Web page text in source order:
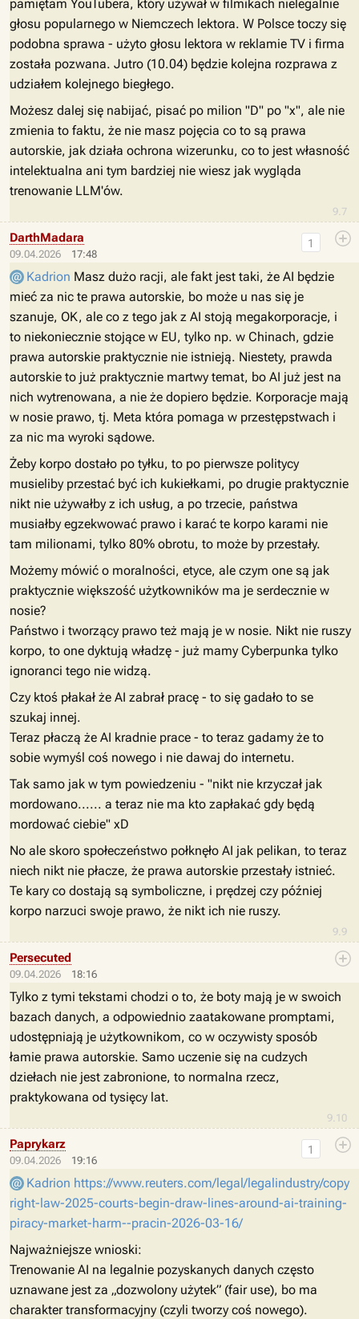
9.7
pamiętam YouTubera, który używał w filmikach nielegalnie
głosu popularnego w Niemczech lektora. W Polsce toczy się
podobna sprawa - użyto głosu lektora w reklamie TV i firma
została pozwana. Jutro (10.04) będzie kolejna rozprawa z
udziałem kolejnego biegłego.
Możesz dalej się nabijać, pisać po milion "D" po "x", ale nie
zmienia to faktu, że nie masz pojęcia co to są prawa
autorskie, jak działa ochrona wizerunku, co to jest własność
intelektualna ani tym bardziej nie wiesz jak wygląda
trenowanie LLM'ów.
09.04.2026 17:48
9.9
1
DarthMadara
Kadrion Masz dużo racji, ale fakt jest taki, że AI będzie
mieć za nic te prawa autorskie, bo może u nas się je
szanuje, OK, ale co z tego jak z AI stoją megakorporacje, i
to niekoniecznie stojące w EU, tylko np. w Chinach, gdzie
prawa autorskie praktycznie nie istnieją. Niestety, prawda
autorskie to już praktycznie martwy temat, bo AI już jest na
nich wytrenowana, a nie że dopiero będzie. Korporacje mają
w nosie prawo, tj. Meta która pomaga w przestępstwach i
za nic ma wyroki sądowe.
Żeby korpo dostało po tyłku, to po pierwsze politycy
musieliby przestać być ich kukiełkami, po drugie praktycznie
nikt nie używałby z ich usług, a po trzecie, państwa
musiałby egzekwować prawo i karać te korpo karami nie
tam milionami, tylko 80% obrotu, to może by przestały.
Możemy mówić o moralności, etyce, ale czym one są jak
praktycznie większość użytkowników ma je serdecznie w
nosie?
Państwo i tworzący prawo też mają je w nosie. Nikt nie ruszy
korpo, to one dyktują władzę - już mamy Cyberpunka tylko
ignoranci tego nie widzą.
Czy ktoś płakał że AI zabrał pracę - to się gadało to se
szukaj innej.
Teraz płaczą że AI kradnie prace - to teraz gadamy że to
sobie wymyśl coś nowego i nie dawaj do internetu.
Tak samo jak w tym powiedzeniu - "nikt nie krzyczał jak
mordowano...... a teraz nie ma kto zapłakać gdy będą
mordować ciebie" xD
No ale skoro społeczeństwo połknęło AI jak pelikan, to teraz
niech nikt nie płacze, że prawa autorskie przestały istnieć.
Te kary co dostają są symboliczne, i prędzej czy później
korpo narzuci swoje prawo, że nikt ich nie ruszy.
09.04.2026 18:16
9.10
Persecuted
Tylko z tymi tekstami chodzi o to, że boty mają je w swoich
bazach danych, a odpowiednio zaatakowane promptami,
udostępniają je użytkownikom, co w oczywisty sposób
łamie prawa autorskie. Samo uczenie się na cudzych
dziełach nie jest zabronione, to normalna rzecz,
praktykowana od tysięcy lat.
09.04.2026 19:16
1
Paprykarz
Kadrion https://www.reuters.com/legal/legalindustry/copy
right-law-2025-courts-begin-draw-lines-around-ai-training-
piracy-market-harm--pracin-2026-03-16/
Najważniejsze wnioski:
Trenowanie AI na legalnie pozyskanych danych często
uznawane jest za „dozwolony użytek” (fair use), bo ma
charakter transformacyjny (czyli tworzy coś nowego).